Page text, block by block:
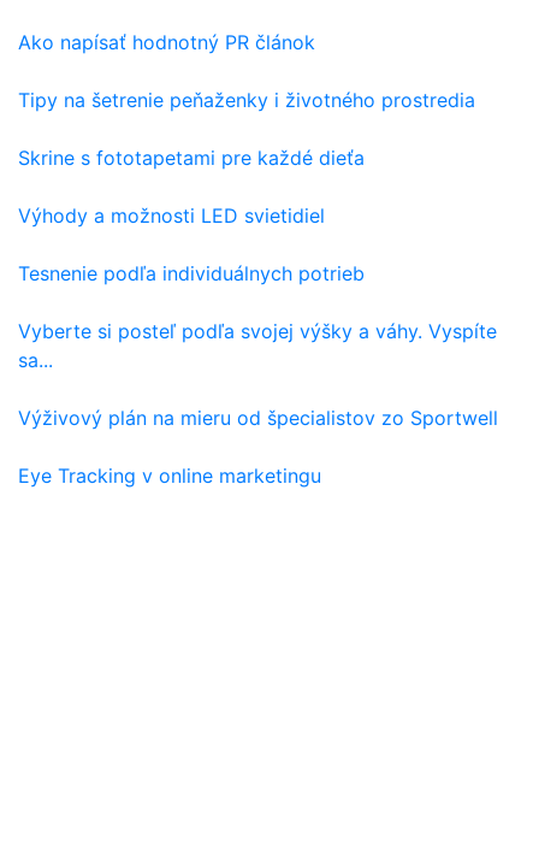
Ako napísať hodnotný PR článok
Tipy na šetrenie peňaženky i životného prostredia
Skrine s fototapetami pre každé dieťa
Výhody a možnosti LED svietidiel
Tesnenie podľa individuálnych potrieb
Vyberte si posteľ podľa svojej výšky a váhy. Vyspíte
sa...
Výživový plán na mieru od špecialistov zo Sportwell
Eye Tracking v online marketingu